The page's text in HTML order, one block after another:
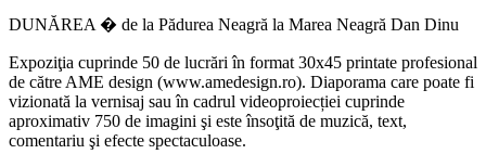
DUNĂREA � de la Pădurea Neagră la Marea Neagră Dan Dinu
Expoziţia cuprinde 50 de lucrări în format 30x45 printate profesional
de către AME design (www.amedesign.ro). Diaporama care poate fi
vizionată la vernisaj sau în cadrul videoproiecției cuprinde
aproximativ 750 de imagini şi este însoţită de muzică, text,
comentariu şi efecte spectaculoase.